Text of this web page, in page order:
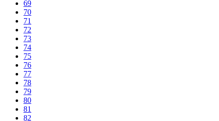
69
70
71
72
73
74
75
76
77
78
79
80
81
82